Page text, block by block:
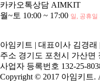
카카오톡상담 AIMKIT
월~토 10:00 ~ 17:00 일, 공휴일
아임키트 | 대표이사 김경래
주소 경기도 포천시 가산면
사업자 등록번호 132-25-
Copyright © 2017 아임키트.